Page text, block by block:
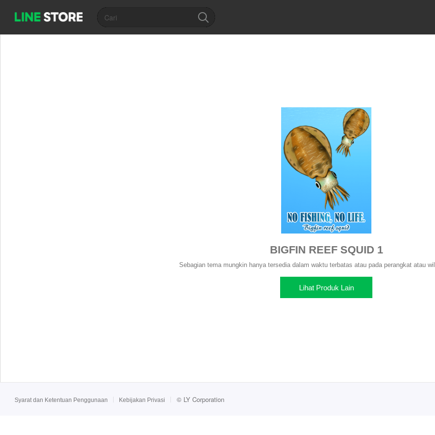
BIGFIN REEF SQUID 1
Sebagian tema mungkin hanya tersedia dalam waktu terbatas atau pada perangkat atau
Lihat Produk Lain
Syarat dan Ketentuan Penggunaan Kebijakan Privasi © LY Corporation